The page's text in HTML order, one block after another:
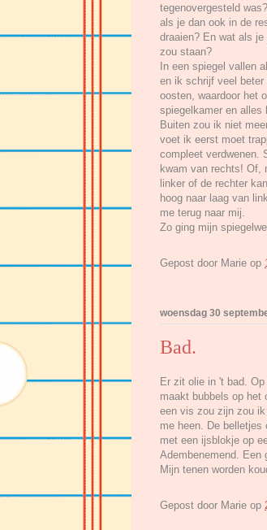
tegenovergesteld
als je dan ook in de
draaien? En wat als
zou staan?
In een spiegel vallen
en ik schrijf veel
oosten, waardoor het
spiegelkamer en alles
Buiten zou ik niet
voet ik eerst moet
compleet verdwenen.
kwam van rechts! Of,
linker of de rechter
hoog naar laag van
me terug naar mij.
Zo ging mijn
Gepost door Marie op
woensdag 30
Bad.
Er zit olie in 't bad.
maakt bubbels op het
een vis zou zijn zou
me heen. De
met een ijsblokje op
Adembenemend. Een
Mijn tenen worden
Gepost door Marie op